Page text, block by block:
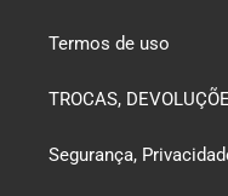
Termos de uso
TROCAS,
Segurança,